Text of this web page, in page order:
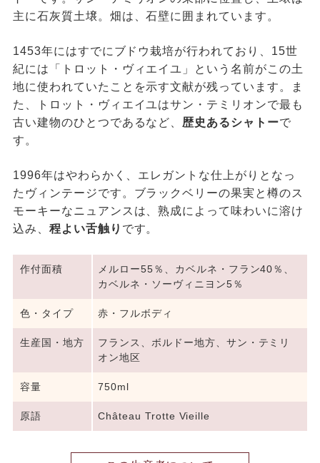
主に石灰質土壌。畑は、石壁に囲まれています。
1453年にはすでにブドウ栽培が行われており、15世
紀には「トロット・ヴィエイユ」という名前がこの土
地に使われていたことを示す文献が残っています。ま
た、トロット・ヴィエイユはサン・テミリオンで最も
古い建物のひとつであるなど、 歴史あるシャトーで
す。
1996年はやわらかく、エレガントな仕上がりとなっ
たヴィンテージです。ブラックベリーの果実と樽のス
モーキーなニュアンスは、熟成によって味わいに溶け
込み、 程よい舌触り です。
作付面積
メルロー55％、カベルネ・フラン40％、
カベルネ・ソーヴィニヨン5％
色・タイプ 赤・フルボディ
生産国・地方
フランス、ボルドー地方、サン・テミリ
オン地区
容量 750ml
原語 Château Trotte Vieille